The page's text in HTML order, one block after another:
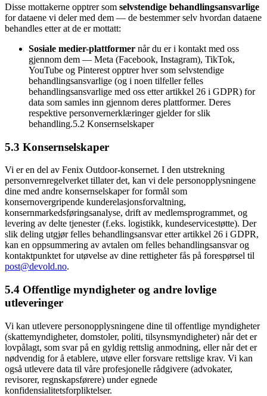
Disse mottakerne opptrer som selvstendige behandlingsansvarlige
for dataene vi deler med dem — de bestemmer selv hvordan dataene
behandles etter at de er mottatt:
Sosiale medier-plattformer når du er i kontakt med oss
gjennom dem — Meta (Facebook, Instagram), TikTok,
YouTube og Pinterest opptrer hver som selvstendige
behandlingsansvarlige (og i noen tilfeller felles
behandlingsansvarlige med oss etter artikkel 26 i GDPR) for
data som samles inn gjennom deres plattformer. Deres
respektive personvernerklæringer gjelder for slik
behandling.5.2 Konsernselskaper
5.3 Konsernselskaper
Vi er en del av Fenix Outdoor-konsernet. I den utstrekning
personvernregelverket tillater det, kan vi dele personopplysningene
dine med andre konsernselskaper for formål som
konsernovergripende kunderelasjonsforvaltning,
konsernmarkedsføringsanalyse, drift av medlemsprogrammet, og
levering av delte tjenester (f.eks. logistikk, kundeservicestøtte). Der
slik deling utgjør felles behandlingsansvar etter artikkel 26 i GDPR,
kan en oppsummering av avtalen om felles behandlingsansvar og
kontaktpunktet for utøvelse av dine rettigheter fås på forespørsel til
post@devold.no.
5.4 Offentlige myndigheter og andre lovlige
utleveringer
Vi kan utlevere personopplysningene dine til offentlige myndigheter
(skattemyndigheter, domstoler, politi, tilsynsmyndigheter) når det er
lovpålagt, som svar på en gyldig rettslig anmodning, eller når det er
nødvendig for å etablere, utøve eller forsvare rettslige krav. Vi kan
også utlevere data til våre profesjonelle rådgivere (advokater,
revisorer, regnskapsførere) under egnede
konfidensialitetsforpliktelser.